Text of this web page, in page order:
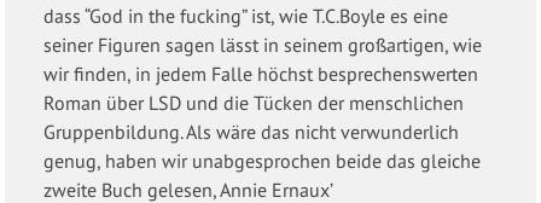
dass “God in the fucking” ist, wie T.C.Boyle es eine
seiner Figuren sagen lässt in seinem großartigen, wie
wir finden, in jedem Falle höchst besprechenswerten
Roman über LSD und die Tücken der menschlichen
Gruppenbildung. Als wäre das nicht verwunderlich
genug, haben wir unabgesprochen beide das gleiche
zweite Buch gelesen, Annie Ernaux’